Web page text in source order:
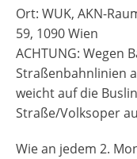
Ort: WUK, AKN-
59, 1090 Wien
ACHTUNG: Wegen
Straßenbahnlinien
weicht auf die
Straße/Volksoper
Wie an jedem 2.